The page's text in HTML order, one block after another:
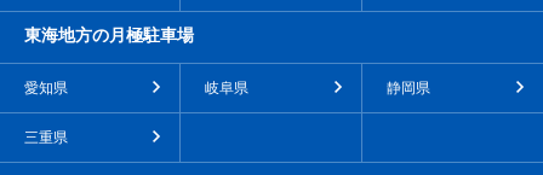
東海地方の月極駐車場
愛知県 岐阜県 静岡県
三重県